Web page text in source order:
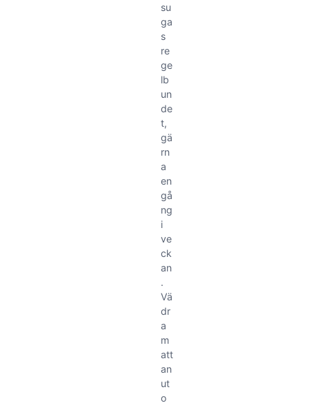
su
ga
s
re
ge
lb
un
de
t,
gä
rn
a
en
gå
ng
i
ve
ck
an
.
Vä
dr
a
m
att
an
ut
o